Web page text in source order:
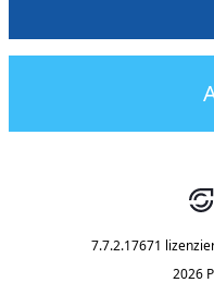
7.7.2.17671
2026